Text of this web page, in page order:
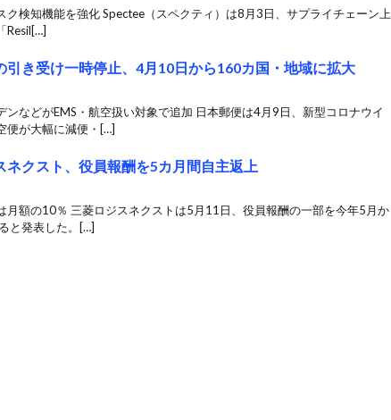
ク検知機能を強化 Spectee（スペクティ）は8月3日、サプライチェーン上
Resil[…]
引き受け一時停止、4月10日から160カ国・地域に拡大
ンなどがEMS・航空扱い対象で追加 日本郵便は4月9日、新型コロナウイ
便が大幅に減便・[…]
ネクスト、役員報酬を5カ月間自主返上
月額の10％ 三菱ロジスネクストは5月11日、役員報酬の一部を今年5月か
と発表した。[…]